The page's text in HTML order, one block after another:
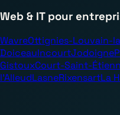
Web & IT pour
WavreOttignies-Louvain-
DoiceauIncourtJodoigne
GistouxCourt-Saint-
l’AlleudLasneRixensartLa